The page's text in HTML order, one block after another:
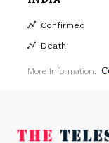
Confirmed
Death
More Information: